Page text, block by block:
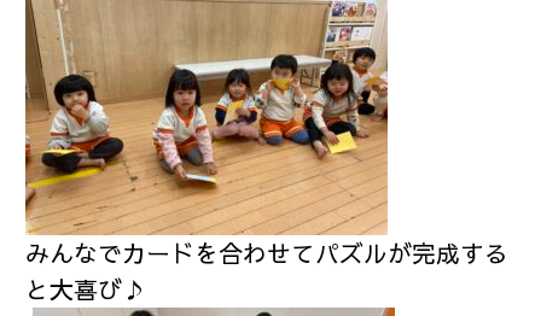
みんなでカードを合わせてパズルが完成する
と大喜び♪